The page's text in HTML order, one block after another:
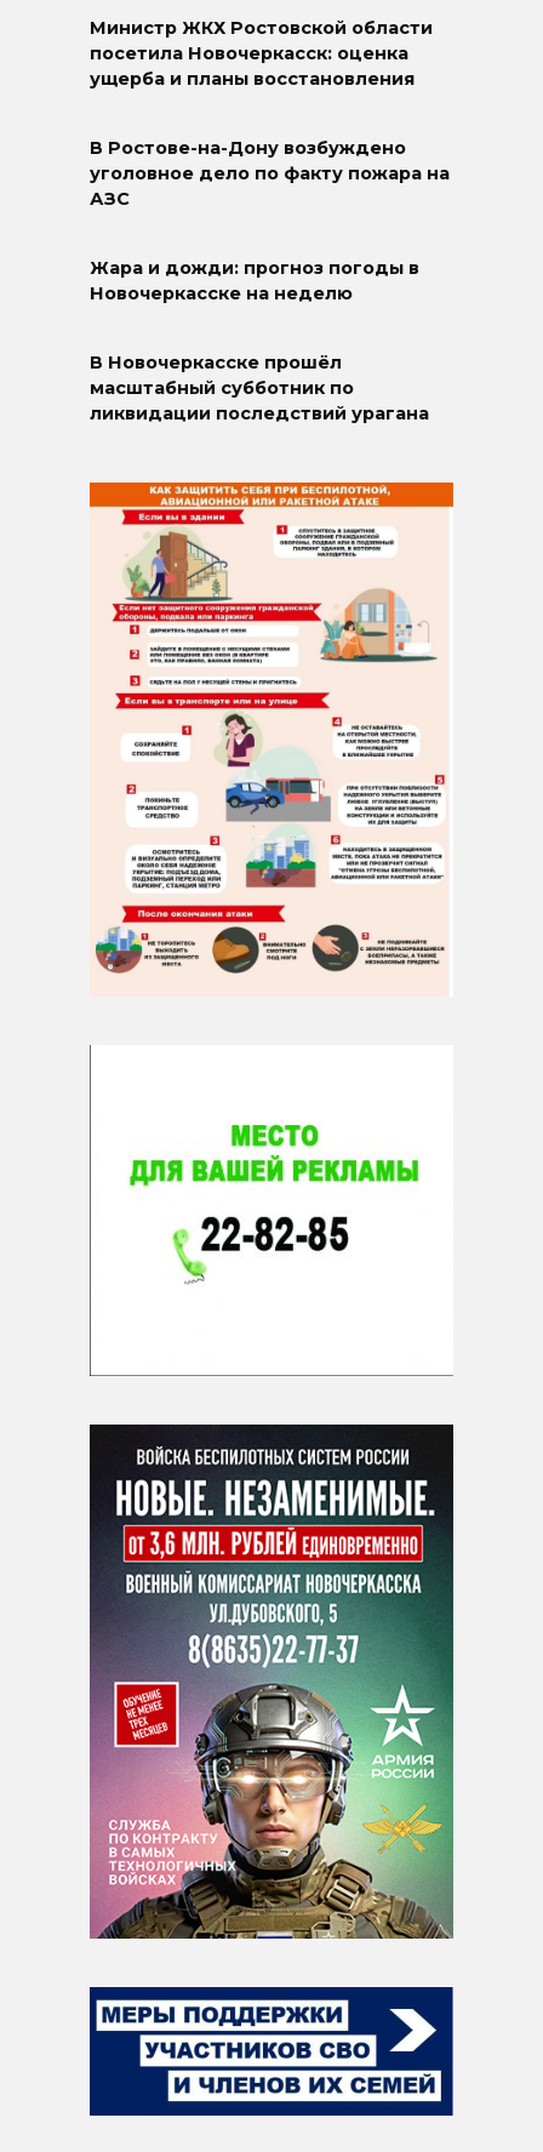
Министр ЖКХ Ростовской области
посетила Новочеркасск: оценка
ущерба и планы восстановления
В Ростове-на-Дону возбуждено
уголовное дело по факту пожара на
АЗС
Жара и дожди: прогноз погоды в
Новочеркасске на неделю
В Новочеркасске прошёл
масштабный субботник по
ликвидации последствий урагана